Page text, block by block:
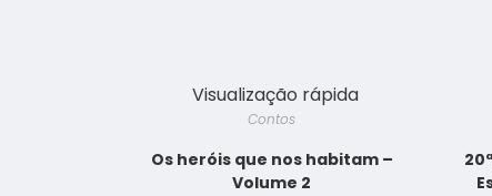
Visualização rápida
Contos
Os heróis que nos habitam –
Volume 2